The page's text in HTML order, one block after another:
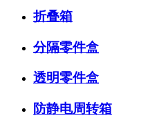
折叠箱
分隔零件盒
透明零件盒
防静电周转箱